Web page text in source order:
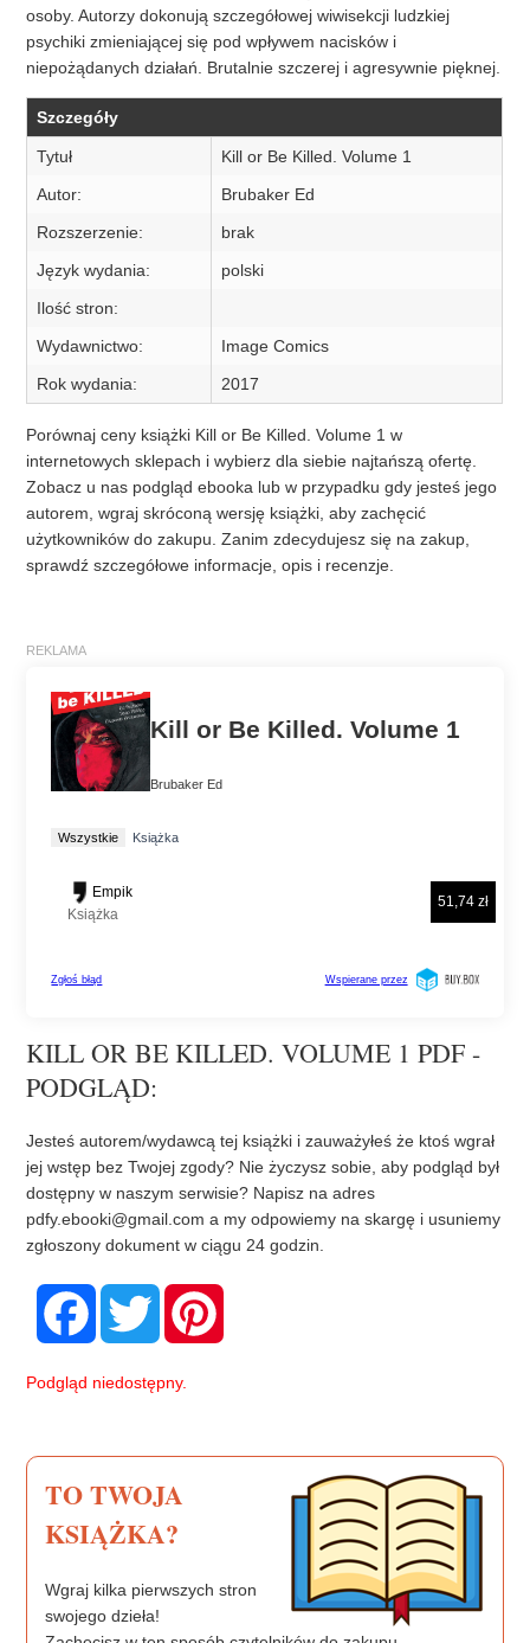
osoby. Autorzy dokonują szczegółowej wiwisekcji ludzkiej
psychiki zmieniającej się pod wpływem nacisków i
niepożądanych działań. Brutalnie szczerej i agresywnie pięknej.
Szczegóły
Tytuł
Kill or Be Killed. Volume 1
Autor:
Brubaker Ed
Rozszerzenie:
brak
Język wydania:
polski
Ilość stron:
Wydawnictwo:
Image Comics
Rok wydania:
2017
Porównaj ceny książki Kill or Be Killed. Volume 1 w
internetowych sklepach i wybierz dla siebie najtańszą ofertę.
Zobacz u nas podgląd ebooka lub w przypadku gdy jesteś jego
autorem, wgraj skróconą wersję książki, aby zachęcić
użytkowników do zakupu. Zanim zdecydujesz się na zakup,
sprawdź szczegółowe informacje, opis i recenzje.
KILL OR BE KILLED. VOLUME 1 PDF -
PODGLĄD:
Jesteś autorem/wydawcą tej książki i zauważyłeś że ktoś wgrał
jej wstęp bez Twojej zgody? Nie życzysz sobie, aby podgląd był
dostępny w naszym serwisie? Napisz na adres
pdfy.ebooki@gmail.com a my odpowiemy na skargę i usuniemy
zgłoszony dokument w ciągu 24 godzin.
F
o
T
w
e
Podgląd niedostępny.
TO TWOJA
KSIĄŻKA?
Wgraj kilka pierwszych stron
swojego dzieła!